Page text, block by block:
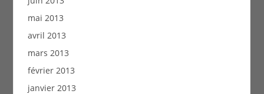
mai 2013
avril 2013
mars 2013
février 2013
janvier 2013